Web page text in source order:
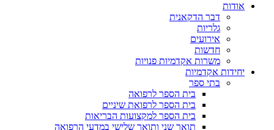
אודות
דבר הדקאנית
גלריות
אירועים
חדשות
משרות אקדמיות פנויות
יחידות אקדמיות
בתי ספר
בית הספר לרפואה
בית הספר לרפואת שיניים
בית הספר למקצועות הבריאות
תואר שני ותואר שלישי במדעי הרפואה